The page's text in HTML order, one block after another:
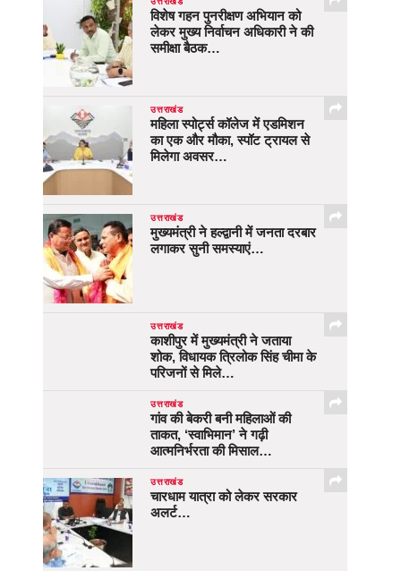
विशेष गहन पुनरीक्षण अभियान को
लेकर मुख्य निर्वाचन अधिकारी ने की
समीक्षा बैठक…
उत्तराखंड
महिला स्पोर्ट्स कॉलेज में एडमिशन
का एक और मौका, स्पॉट ट्रायल से
मिलेगा अवसर…
उत्तराखंड
मुख्यमंत्री ने हल्द्वानी में जनता दरबार
लगाकर सुनी समस्याएं…
उत्तराखंड
काशीपुर में मुख्यमंत्री ने जताया
शोक, विधायक त्रिलोक सिंह चीमा के
परिजनों से मिले…
उत्तराखंड
गांव की बेकरी बनी महिलाओं की
ताकत, ‘स्वाभिमान’ ने गढ़ी
आत्मनिर्भरता की मिसाल…
उत्तराखंड
चारधाम यात्रा को लेकर सरकार
अलर्ट…